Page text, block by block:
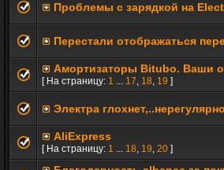
Проблемы с зарядкой на
Перестали отображаться
Амортизаторы Bitubo. Ваши
[ На страницу: 1 ... 17, 18, 19 ]
Электра
AliExpress
[ На страницу: 1 ... 18, 19, 20 ]